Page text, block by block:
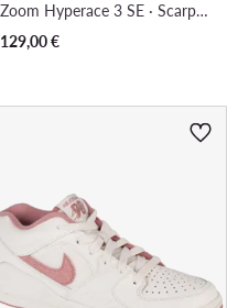
Zoom Hyperace 3 SE · Scarpe indoor
129,00€